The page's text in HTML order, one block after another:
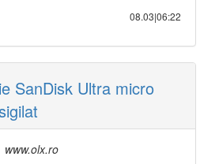
08.03|06:22
SanDisk Ultra micro
www.olx.ro